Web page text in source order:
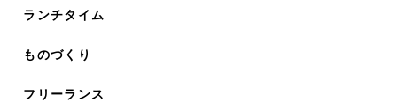
ランチタイム
ものづくり
フリーランス